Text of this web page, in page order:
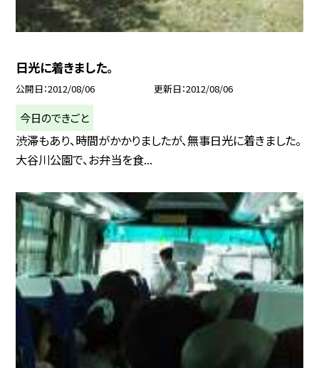
日光に着きました。
公開日 2012/08/06 更新日 2012/08/06
今日のできごと
渋滞もあり、時間がかかりましたが、無事日光に着きました。
大谷川公園で、お弁当を食...